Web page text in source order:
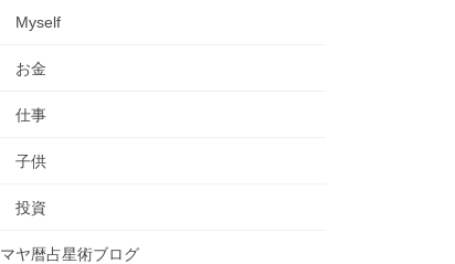
Myself
お金
仕事
子供
投資
マヤ暦占星術ブログ